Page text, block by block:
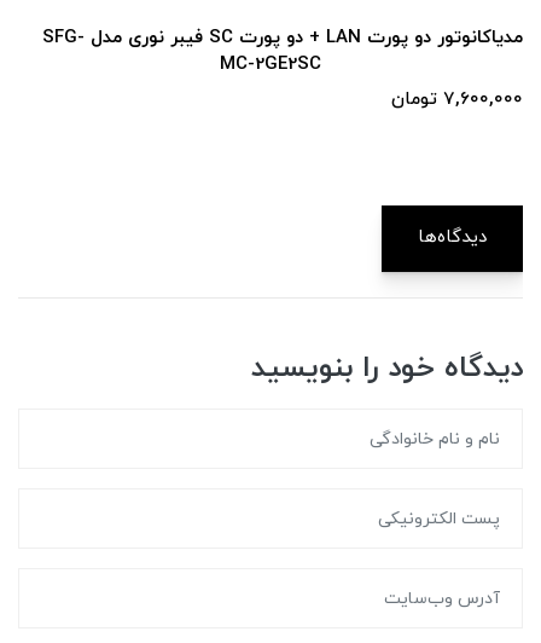
مدیاکانوتور دو پورت LAN + دو پورت SC فیبر نوری مدل SFG-
MC-2GE2SC
تومان
دیدگاه‌ها
دیدگاه خود را بنویسید